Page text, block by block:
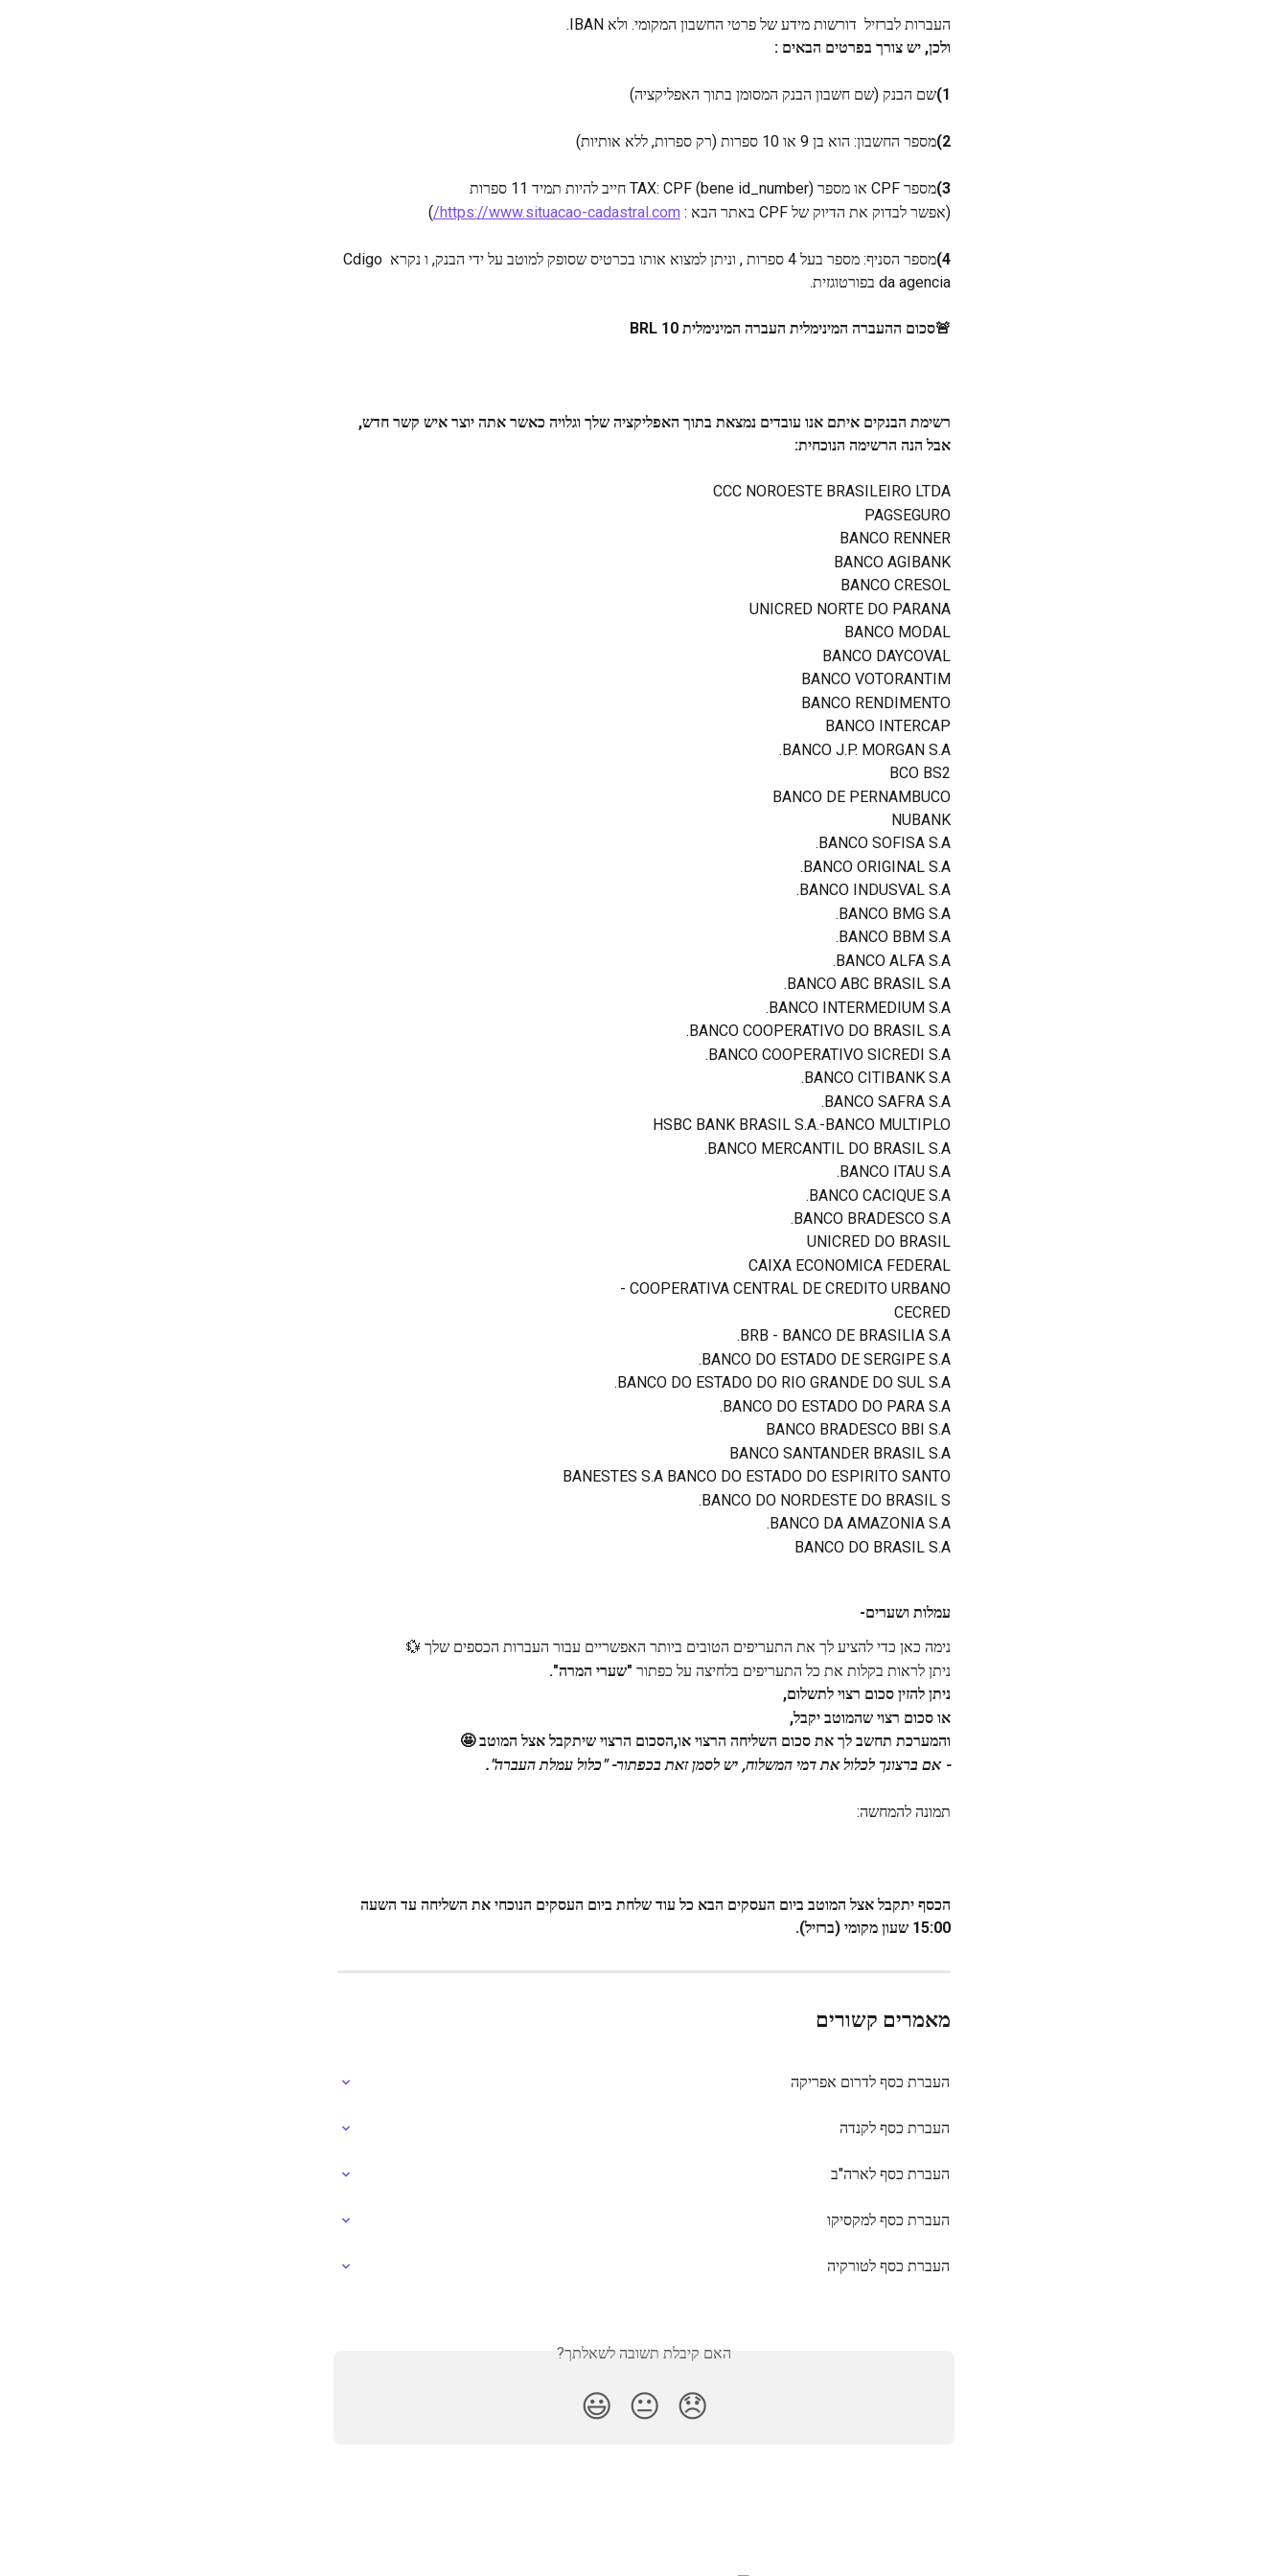
העברות לברזיל  דורשות מידע של פרטי החשבון המקומי. ולא IBAN.
ולכן, יש צורך בפרטים הבאים :
1) שם הבנק (שם חשבון הבנק המסומן בתוך האפליקציה)
2) מספר החשבון: הוא בן 9 או 10 ספרות (רק ספרות, ללא אותיות)
3) מספר CPF או מספר TAX: CPF (bene id_number) חייב להיות תמיד 11 ספרות
(אפשר לבדוק את הדיוק של CPF באתר הבא :
https://www.situacao-cadastral.com/
)
4)
מספר הסניף: מספר בעל 4 ספרות , וניתן למצוא אותו בכרטיס שסופק למוטב על ידי הבנק, ו נקרא Cdigo
da agencia בפורטוגזית.
🚨סכום ההעברה המינימלית העברה המינימלית 10 BRL
רשימת הבנקים איתם אנו עובדים נמצאת בתוך האפליקציה שלך וגלויה כאשר אתה יוצר איש קשר חדש,
אבל הנה הרשימה הנוכחית:
CCC NOROESTE BRASILEIRO LTDA
PAGSEGURO
BANCO RENNER
BANCO AGIBANK
BANCO CRESOL
UNICRED NORTE DO PARANA
BANCO MODAL
BANCO DAYCOVAL
BANCO VOTORANTIM
BANCO RENDIMENTO
BANCO INTERCAP
BANCO J.P. MORGAN S.A.
BCO BS2
BANCO DE PERNAMBUCO
NUBANK
BANCO SOFISA S.A.
BANCO ORIGINAL S.A.
BANCO INDUSVAL S.A.
BANCO BMG S.A.
BANCO BBM S.A.
BANCO ALFA S.A.
BANCO ABC BRASIL S.A.
BANCO INTERMEDIUM S.A.
BANCO COOPERATIVO DO BRASIL S.A.
BANCO COOPERATIVO SICREDI S.A.
BANCO CITIBANK S.A.
BANCO SAFRA S.A.
HSBC BANK BRASIL S.A.-BANCO MULTIPLO
BANCO MERCANTIL DO BRASIL S.A.
BANCO ITAU S.A.
BANCO CACIQUE S.A.
BANCO BRADESCO S.A.
UNICRED DO BRASIL
CAIXA ECONOMICA FEDERAL
COOPERATIVA CENTRAL DE CREDITO URBANO -
CECRED
BRB - BANCO DE BRASILIA S.A.
BANCO DO ESTADO DE SERGIPE S.A.
BANCO DO ESTADO DO RIO GRANDE DO SUL S.A.
BANCO DO ESTADO DO PARA S.A.
BANCO BRADESCO BBI S.A
BANCO SANTANDER BRASIL S.A
BANESTES S.A BANCO DO ESTADO DO ESPIRITO SANTO
BANCO DO NORDESTE DO BRASIL S.
BANCO DA AMAZONIA S.A.
BANCO DO BRASIL S.A
עמלות ושערים-
נימה כאן כדי להציע לך את התעריפים הטובים ביותר האפשריים עבור העברות הכספים שלך 💱
ניתן לראות בקלות את כל התעריפים בלחיצה על כפתור "שערי המרה".
ניתן להזין סכום רצוי לתשלום,
או סכום רצוי שהמוטב יקבל,
והמערכת תחשב לך את סכום השליחה הרצוי או,הסכום הרצוי שיתקבל אצל המוטב 🤩
- אם ברצונך לכלול את דמי המשלוח, יש לסמן זאת בכפתור- "כלול עמלת העברה".
תמונה להמחשה:
הכסף יתקבל אצל המוטב ביום העסקים הבא כל עוד שלחת ביום העסקים הנוכחי את השליחה עד השעה
15:00 שעון מקומי (ברזיל).
מאמרים קשורים
העברת כסף לדרום אפריקה
העברת כסף לקנדה
העברת כסף לארה"ב
העברת כסף למקסיקו
העברת כסף לטורקיה
האם קיבלת תשובה לשאלתך?
😞
😐
😃